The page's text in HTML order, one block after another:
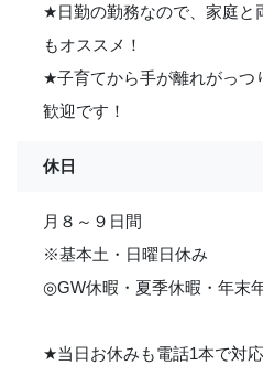
★日勤の勤務なので、家庭と
もオススメ！
★子育てから手が離れがっつ
歓迎です！
休日
月８～９日間
※基本土・日曜日休み
◎GW休暇・夏季休暇・年末
★当日お休みも電話1本で対